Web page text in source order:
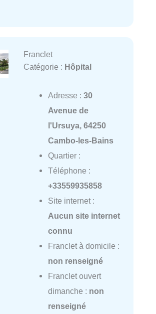
Franclet
Catégorie : Hôpital
Adresse : 30
Avenue de
l'Ursuya, 64250
Cambo-les-Bains
Quartier :
Téléphone :
+33559935858
Site internet :
Aucun site internet
connu
Franclet à domicile :
non renseigné
Franclet ouvert
dimanche : non
renseigné